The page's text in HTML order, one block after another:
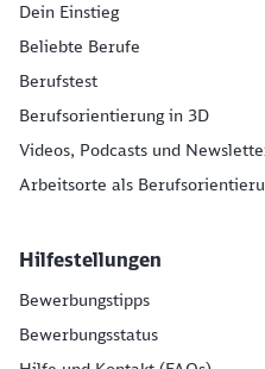
Dein Einstieg
Beliebte Berufe
Berufstest
Berufsorientierung in 3D
Videos, Podcasts und
Arbeitsorte als
Hilfestellungen
Bewerbungstipps
Bewerbungsstatus